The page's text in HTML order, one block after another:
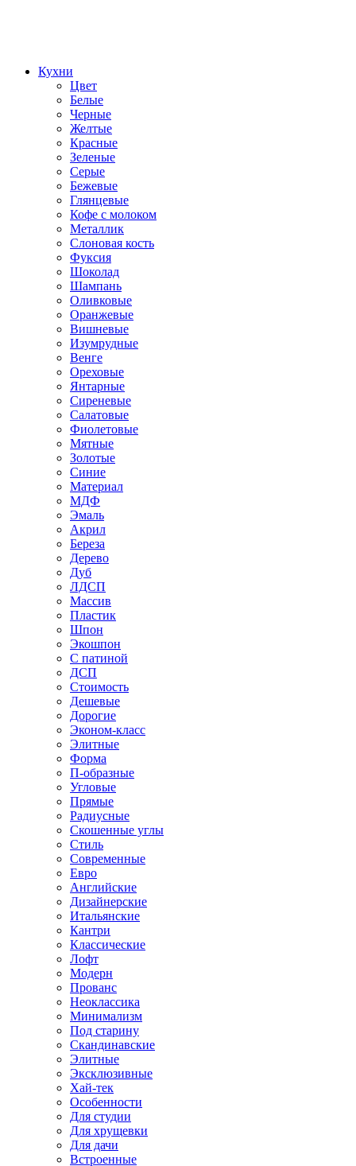
Кухни
Цвет
Белые
Черные
Желтые
Красные
Зеленые
Серые
Бежевые
Глянцевые
Кофе с молоком
Металлик
Слоновая кость
Фуксия
Шоколад
Шампань
Оливковые
Оранжевые
Вишневые
Изумрудные
Венге
Ореховые
Янтарные
Сиреневые
Салатовые
Фиолетовые
Мятные
Золотые
Синие
Материал
МДФ
Эмаль
Акрил
Береза
Дерево
Дуб
ЛДСП
Массив
Пластик
Шпон
Экошпон
С патиной
ДСП
Стоимость
Дешевые
Дорогие
Эконом-класс
Элитные
Форма
П-образные
Угловые
Прямые
Радиусные
Скошенные углы
Стиль
Современные
Евро
Английские
Дизайнерские
Итальянские
Кантри
Классические
Лофт
Модерн
Прованс
Неоклассика
Минимализм
Под старину
Скандинавские
Элитные
Эксклюзивные
Хай-тек
Особенности
Для студии
Для хрущевки
Для дачи
Встроенные